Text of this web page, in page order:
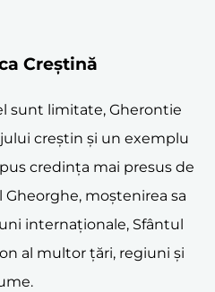
Creștină
sunt limitate, Gherontie
creștin și un exemplu
credința mai presus de
Gheorghe, moștenirea sa
internaționale, Sfântul
al multor țări, regiuni și